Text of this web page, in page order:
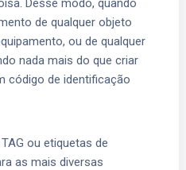
Desse modo, quando
de qualquer objeto
ou de qualquer
nada mais do que criar
código de identificação
ou etiquetas de
as mais diversas